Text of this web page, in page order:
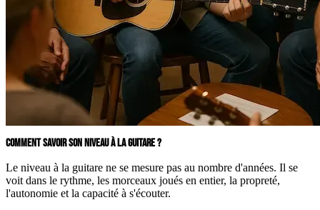
COMMENT SAVOIR SON NIVEAU À LA GUITARE ?
Le niveau à la guitare ne se mesure pas au nombre d'années. Il se
voit dans le rythme, les morceaux joués en entier, la propreté,
l'autonomie et la capacité à s'écouter.